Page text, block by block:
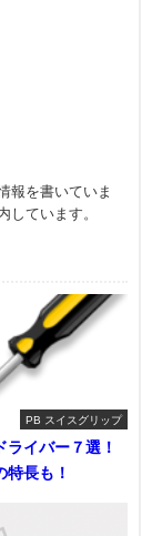
報を書いていま
しています。
PB スイスグリップ
ライバー７選！
特長も！